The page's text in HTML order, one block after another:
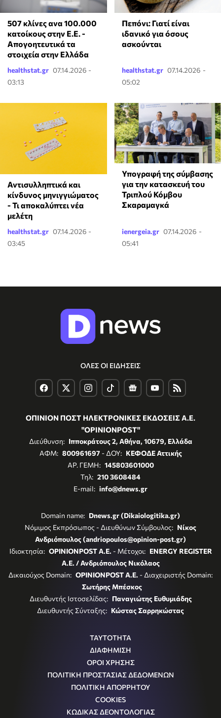
507 κλίνες ανα 100.000
κατοίκους στην Ε.Ε. -
Απογοητευτικά τα
στοιχεία στην Ελλάδα
healthstat.gr 07.14.2026 -
03:13
Πεπόνι: Γιατί είναι
ιδανικό για όσους
ασκούνται
healthstat.gr 07.14.2026 -
05:02
Αντισυλληπτικά και
κίνδυνος μηνιγγιώματος
- Τι αποκαλύπτει νέα
μελέτη
healthstat.gr 07.14.2026 -
03:45
Υπογραφή της σύμβασης
για την κατασκευή του
Τριπλού Κόμβου
Σκαραμαγκά
ienergeia.gr 07.14.2026 -
05:41
ΟΛΕΣ ΟΙ ΕΙΔΗΣΕΙΣ
ΟΠΙΝΙΟΝ ΠΟΣΤ ΗΛΕΚΤΡΟΝΙΚΕΣ ΕΚΔΟΣΕΙΣ Α.Ε.
"OPINIONPOST"
Διεύθυνση: Ιπποκράτους 2, Αθήνα, 10679, Ελλάδα
ΑΦΜ: 800961697- ΔΟΥ: ΚΕΦΟΔΕ Αττικής
ΑΡ. ΓΕΜΗ: 145803601000
Τηλ: 210 3608484
E-mail: info@dnews.gr
Domain name: Dnews.gr (Dikaiologitika.gr)
Νόμιμος Εκπρόσωπος - Διευθύνων Σύμβουλος: Νίκος
Ανδριόπουλος (andriopoulos@opinion-post.gr)
Ιδιοκτησία: OPINIONPOST A.E. - Μέτοχοι: ENERGY REGISTER
Α.Ε. / Ανδριόπουλος Νικόλαος
Δικαιούχος Domain: OPINIONPOST A.E. - Διαχειριστής Domain:
Σωτήρης Μπέσκος
Διευθυντής Ιστοσελίδας: Παναγιώτης Ευθυμιάδης
Διευθυντής Σύνταξης: Κώστας Σαρρηκώστας
ΤΑΥΤΟΤΗΤΑ
ΔΙΑΦΗΜΙΣΗ
ΟΡΟΙ ΧΡΗΣΗΣ
ΠΟΛΙΤΙΚΗ ΠΡΟΣΤΑΣΙΑΣ ΔΕΔΟΜΕΝΩΝ
ΠΟΛΙΤΙΚΗ ΑΠΟΡΡΗΤΟΥ
COOKIES
ΚΩΔΙΚΑΣ ΔΕΟΝΤΟΛΟΓΙΑΣ